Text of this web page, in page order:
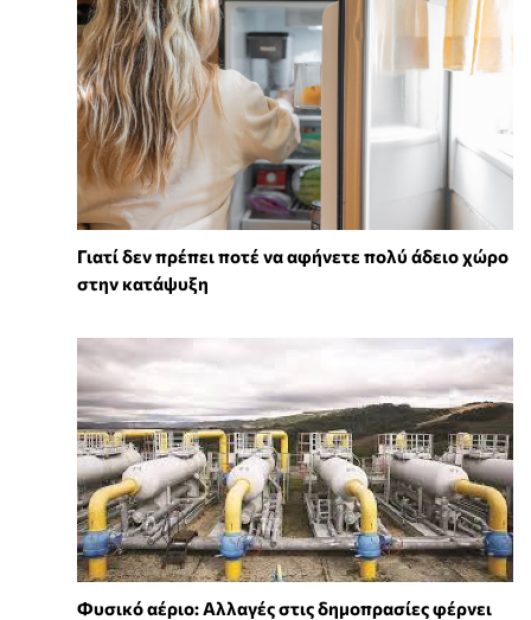
Γιατί δεν πρέπει ποτέ να αφήνετε πολύ άδειο χώρο
στην κατάψυξη
Φυσικό αέριο: Αλλαγές στις δημοπρασίες φέρνει